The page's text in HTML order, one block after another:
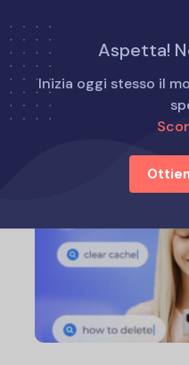
Aspetta!
Inizia oggi stesso il
Home Consigli per i
Consigli